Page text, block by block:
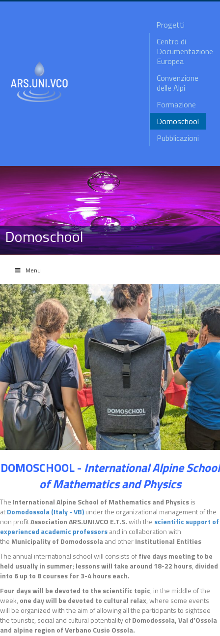
Progetti
Centro di
Documentazione
Europea
Convenzione
delle Alpi
Formazione
Domoschool
Pubblicazioni
Domoschool
Menu
DOMOSCHOOL - International Alpine School
of Mathematics and Physics
The International Alpine School of Mathematics and Physicsis
atDomodossola (Italy - VB)under the organizational management of the
non profitAssociation ARS.UNI.VCO E.T.S.with the scientific support of
experienced academic professorsand in collaboration with
the Municipality of Domodossolaand otherInstitutional Entities
The annual international school will consists offive days meetingto be
held usually in summer; lessons will take around 18-22 hours, divided
into 6 up to 8 courses for 3-4 hours each.
Four days will be devoted to the scientific topic, in the middle of the
week, one day will be devoted to cultural relax, where some events
will be organized with the aim of allowing all the participants to sightsee
the touristic, social and cultural potentiality ofDomodossola, Val d’Ossola
and alpine region of Verbano Cusio Ossola.